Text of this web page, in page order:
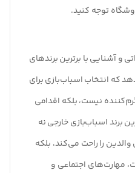
توجه کنید.
و آشنایی با برترین برندهای
که انتخاب اسباب‌بازی برای
نیست، بلکه اقدامی
برند اسباب‌بازی خارجی نه
والدین را راحت می‌کند، بلکه
مهارت‌های اجتماعی و